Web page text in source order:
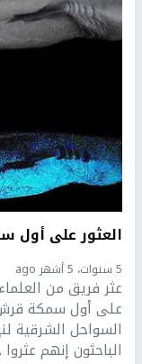
العثور على أول
5 سنوات، 5 أشهر ago
عثر فريق من
السواحل الشرقية
الباحثون إنهم عثروا